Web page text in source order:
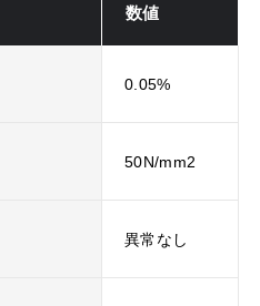
数値
0.05%
50N/mm2
異常なし